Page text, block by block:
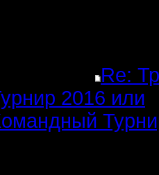
Re:
2016 или